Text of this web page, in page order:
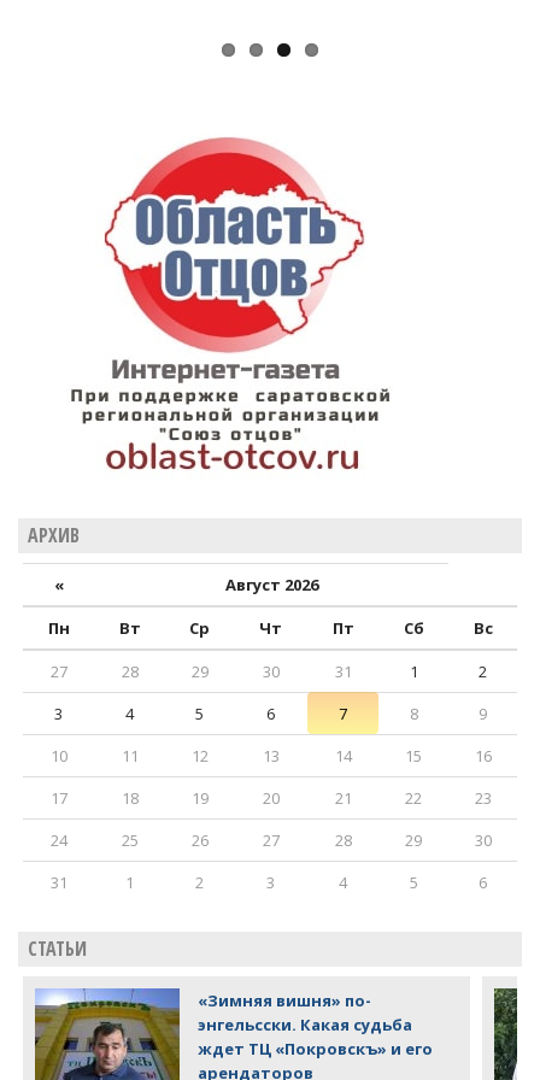
АРХИВ
«
Август 2026
Пн
Вт Ср Чт Пт Сб
Вс
27
28 29 30 31 1
2
3
4 5 6 7 8
9
10
11 12 13 14 15
16
17
18 19 20 21 22
23
24
25 26 27 28 29
30
31
1 2 3 4 5 6
СТАТЬИ
«Зимняя вишня» по-
энгельсски. Какая судьба
ждет ТЦ «Покровскъ» и его
арендаторов